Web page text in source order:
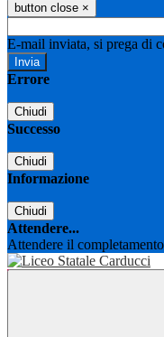
button close ×
E-mail inviata, si prega di
Errore
Chiudi
Successo
Chiudi
Informazione
Chiudi
Attendere...
Attendere il